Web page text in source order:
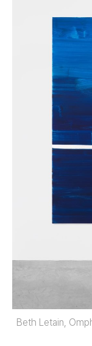
Beth Letain,